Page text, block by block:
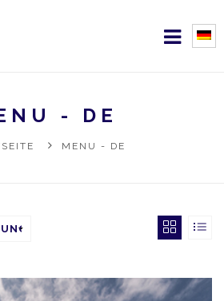
- DE
MENU - DE